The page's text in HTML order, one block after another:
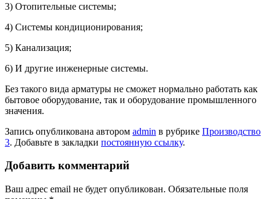
3) Отопительные системы;
4) Системы кондиционирования;
5) Канализация;
6) И другие инженерные системы.
Без такого вида арматуры не сможет нормально работать как
бытовое оборудование, так и оборудование промышленного
значения.
Запись опубликована автором admin в рубрике Производство
3. Добавьте в закладки постоянную ссылку.
Добавить комментарий
Ваш адрес email не будет опубликован. Обязательные поля